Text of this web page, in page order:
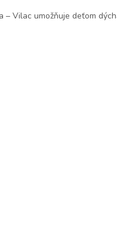
– Vilac umožňuje deťom